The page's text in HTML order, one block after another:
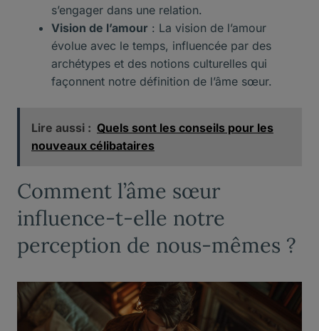
s’engager dans une relation.
Vision de l’amour : La vision de l’amour
évolue avec le temps, influencée par des
archétypes et des notions culturelles qui
façonnent notre définition de l’âme sœur.
Lire aussi : Quels sont les conseils pour les
nouveaux célibataires
Comment l’âme sœur
influence-t-elle notre
perception de nous-mêmes ?